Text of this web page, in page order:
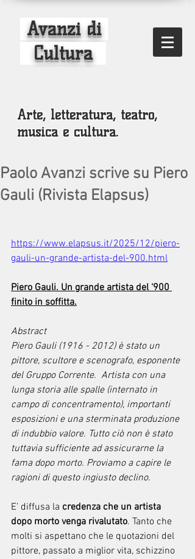
Avanzi di
Cultura
Arte, letteratura, teatro,
musica e cultura.
Paolo Avanzi scrive su Piero
Gauli (Rivista Elapsus)
https://www.elapsus.it/2025/12/piero-
gauli-un-grande-artista-del-900.html
Piero Gauli. Un grande artista del ‘900
finito in soffitta.
Abstract
Piero Gauli (1916 - 2012) è stato un
pittore, scultore e scenografo, esponente
del Gruppo Corrente.  Artista con una
lunga storia alle spalle (internato in
campo di concentramento), importanti
esposizioni e una sterminata produzione
di indubbio valore. Tutto ciò non è stato
tuttavia sufficiente ad assicurarne la
fama dopo morto. Proviamo a capire le
ragioni di questo ingiusto declino.
E’ diffusa la credenza che un artista
dopo morto venga rivalutato. Tanto che
molti si aspettano che le quotazioni del
pittore, passato a miglior vita, schizzino